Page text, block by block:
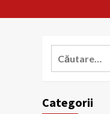
Categorii